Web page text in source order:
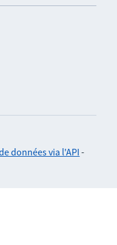
données via l'API-